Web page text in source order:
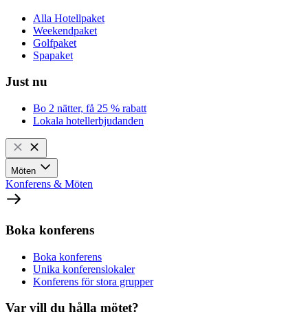
Alla Hotellpaket
Weekendpaket
Golfpaket
Spapaket
Just nu
Bo 2 nätter, få 25 % rabatt
Lokala hotellerbjudanden
Möten
Konferens & Möten
Boka konferens
Boka konferens
Unika konferenslokaler
Konferens för stora grupper
Var vill du hålla mötet?